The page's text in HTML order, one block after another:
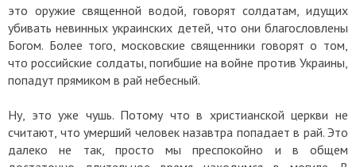
это оружие священной водой, говорят солдатам, идущих
убивать невинных украинских детей, что они благословлены
Богом. Более того, московские священники говорят о том,
что российские солдаты, погибшие на войне против Украины,
попадут прямиком в рай небесный.
Ну, это уже чушь. Потому что в христианской церкви не
считают, что умерший человек назавтра попадает в рай. Это
далеко не так, просто мы преспокойно и в общем